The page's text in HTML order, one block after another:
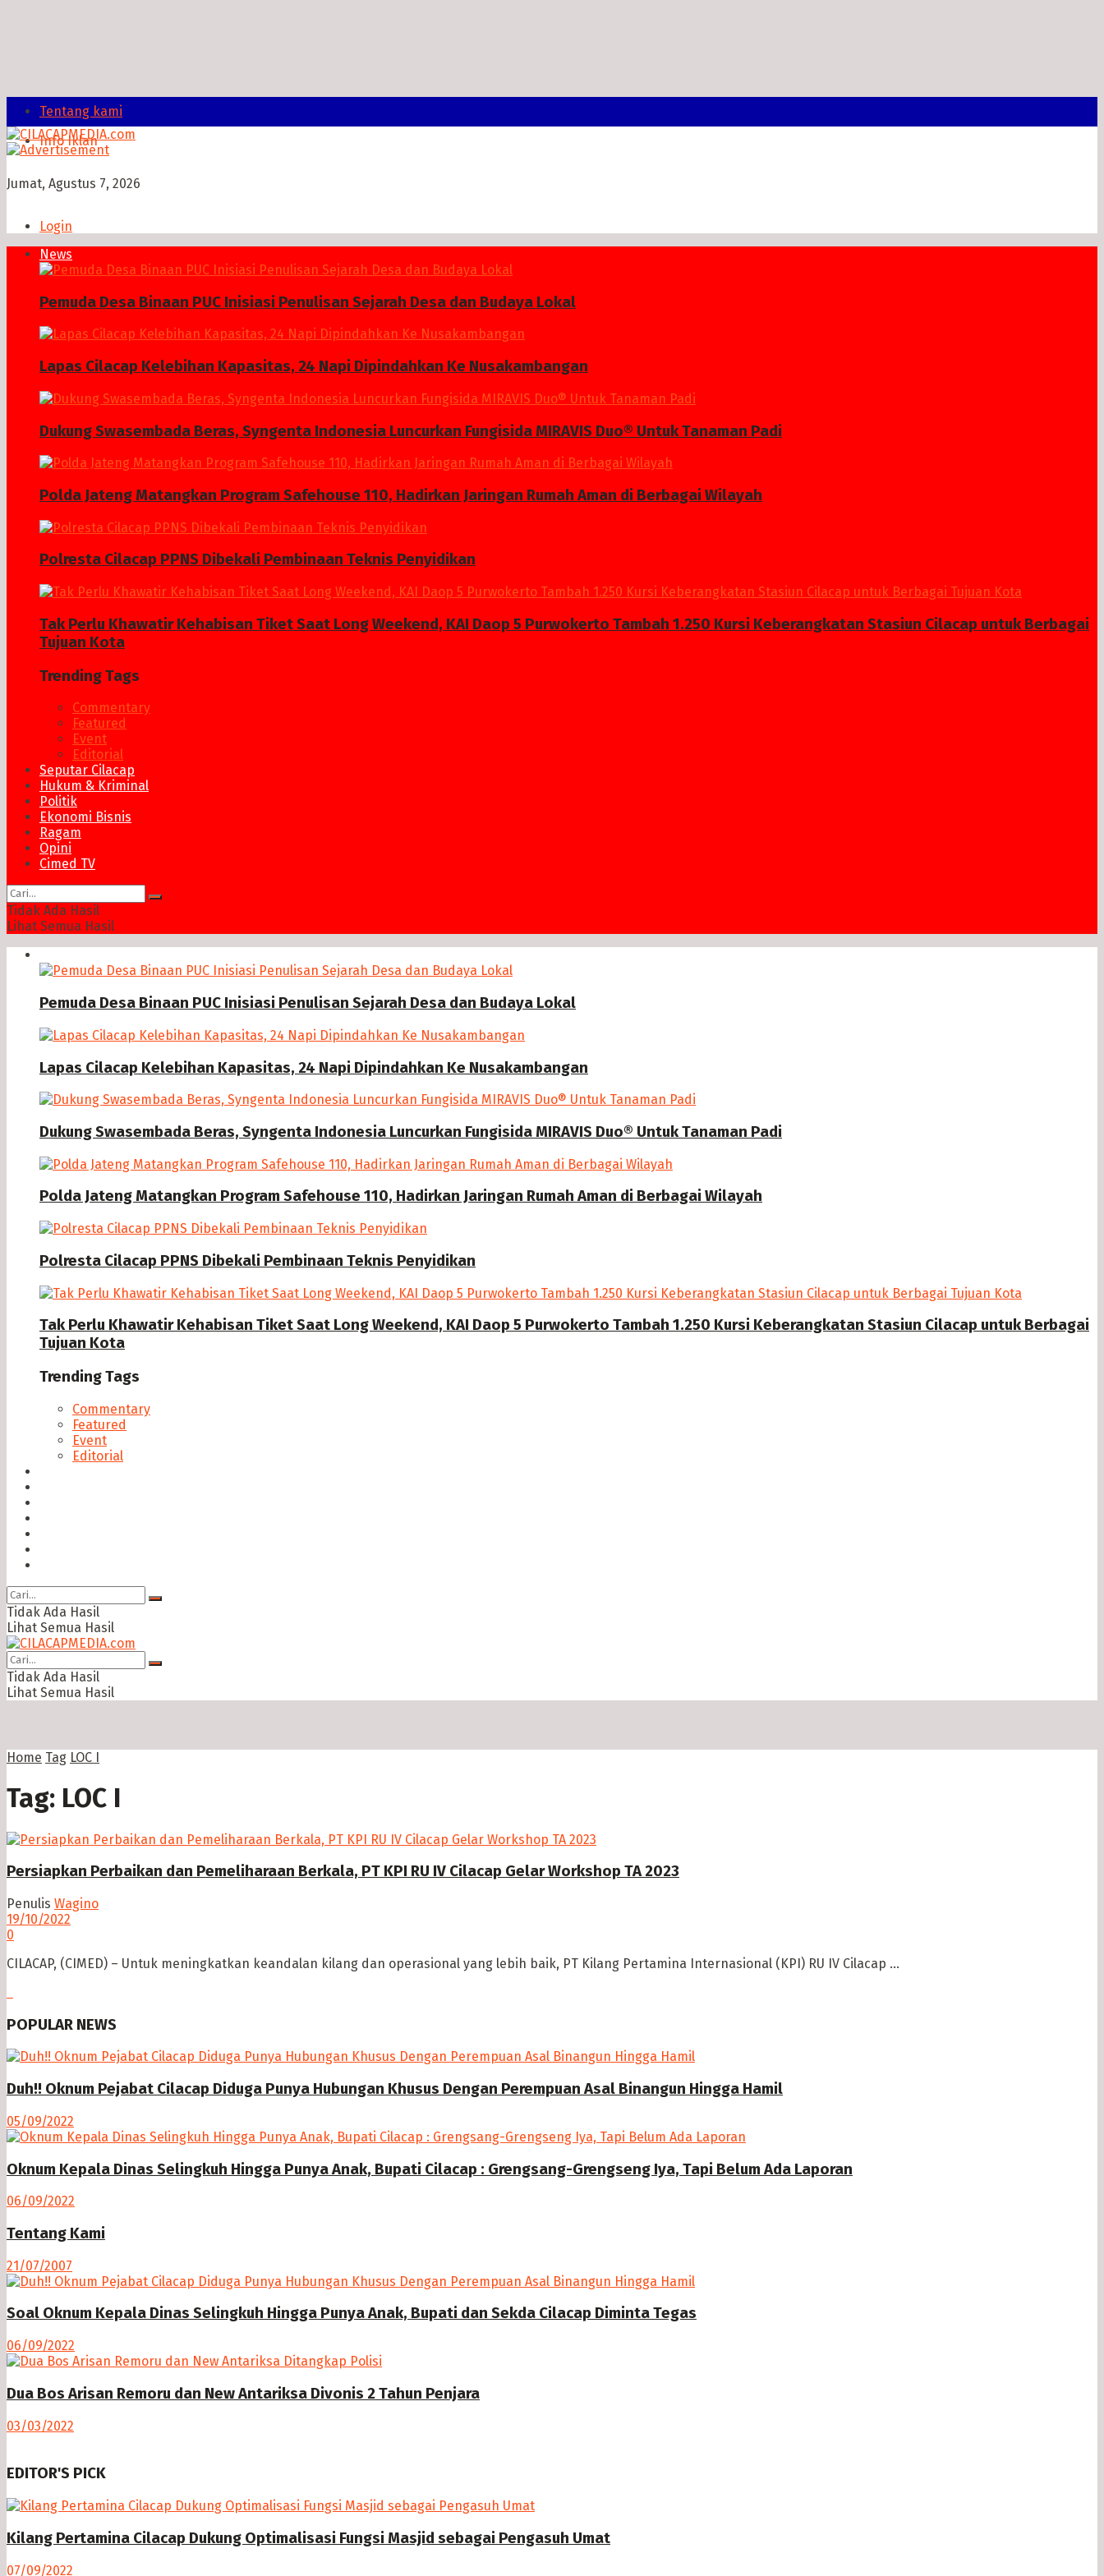
Tentang kami
Info Iklan
Jumat, Agustus 7, 2026
Login
News
Pemuda Desa Binaan PUC Inisiasi Penulisan Sejarah Desa dan Budaya Lokal
Lapas Cilacap Kelebihan Kapasitas, 24 Napi Dipindahkan Ke Nusakambangan
Dukung Swasembada Beras, Syngenta Indonesia Luncurkan Fungisida MIRAVIS Duo® Untuk Tanaman Padi
Polda Jateng Matangkan Program Safehouse 110, Hadirkan Jaringan Rumah Aman di Berbagai Wilayah
Polresta Cilacap PPNS Dibekali Pembinaan Teknis Penyidikan
Tak Perlu Khawatir Kehabisan Tiket Saat Long Weekend, KAI Daop 5 Purwokerto Tambah 1.250 Kursi Keberangkatan Stasiun Cilacap untuk Berbagai
Tujuan Kota
Trending Tags
Commentary
Featured
Event
Editorial
Seputar Cilacap
Hukum & Kriminal
Politik
Ekonomi Bisnis
Ragam
Opini
Cimed TV
Tidak Ada Hasil
Lihat Semua Hasil
Pemuda Desa Binaan PUC Inisiasi Penulisan Sejarah Desa dan Budaya Lokal
Lapas Cilacap Kelebihan Kapasitas, 24 Napi Dipindahkan Ke Nusakambangan
Dukung Swasembada Beras, Syngenta Indonesia Luncurkan Fungisida MIRAVIS Duo® Untuk Tanaman Padi
Polda Jateng Matangkan Program Safehouse 110, Hadirkan Jaringan Rumah Aman di Berbagai Wilayah
Polresta Cilacap PPNS Dibekali Pembinaan Teknis Penyidikan
Tak Perlu Khawatir Kehabisan Tiket Saat Long Weekend, KAI Daop 5 Purwokerto Tambah 1.250 Kursi Keberangkatan Stasiun Cilacap untuk Berbagai
Tujuan Kota
Trending Tags
Commentary
Featured
Event
Editorial
Tidak Ada Hasil
Lihat Semua Hasil
Tidak Ada Hasil
Lihat Semua Hasil
Home Tag LOC I
Tag: LOC I
Persiapkan Perbaikan dan Pemeliharaan Berkala, PT KPI RU IV Cilacap Gelar Workshop TA 2023
Penulis Wagino
19/10/2022
0
CILACAP, (CIMED) – Untuk meningkatkan keandalan kilang dan operasional yang lebih baik, PT Kilang Pertamina Internasional (KPI) RU IV Cilacap ...
POPULAR NEWS
Duh!! Oknum Pejabat Cilacap Diduga Punya Hubungan Khusus Dengan Perempuan Asal Binangun Hingga Hamil
05/09/2022
Oknum Kepala Dinas Selingkuh Hingga Punya Anak, Bupati Cilacap : Grengsang-Grengseng Iya, Tapi Belum Ada Laporan
06/09/2022
Tentang Kami
21/07/2007
Soal Oknum Kepala Dinas Selingkuh Hingga Punya Anak, Bupati dan Sekda Cilacap Diminta Tegas
06/09/2022
Dua Bos Arisan Remoru dan New Antariksa Divonis 2 Tahun Penjara
03/03/2022
EDITOR'S PICK
Kilang Pertamina Cilacap Dukung Optimalisasi Fungsi Masjid sebagai Pengasuh Umat
07/09/2022